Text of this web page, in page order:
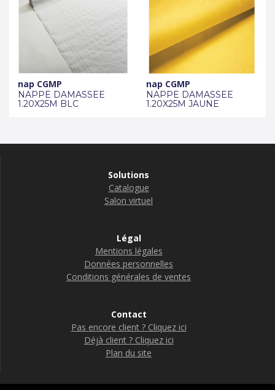
nap CGMP
NAPPE DAMASSEE
1.20X25M BLC
nap CGMP
NAPPE DAMASSEE
1.20X25M JAUNE
Solutions
Catalogue
Salon virtuel
Légal
Mentions légales
Données personnelles
Conditions générales de ventes
Contact
Pas encore client ? Cliquez ici
Déjà client ? Cliquez ici
Plan du site